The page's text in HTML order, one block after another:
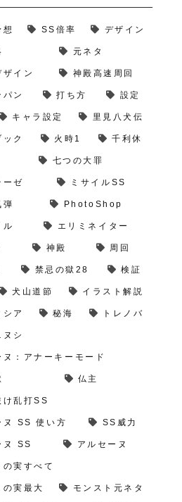
SS倍率 デザイン
元ネタ
イン 神殿高速周回
ン 打ち方 設定
キャラ設定 里見八犬伝
ク 火時1 千利休
七つの大罪
ーゼ ミサイルSS
弾 PhotoShop
ル エリミネイター
神殿 周回
禁忌の獄28 検証
犬山道節 イラスト解説
ア 秘海 トレノバ
シ
ヌ：アナーキーモード
仏主
け乱打SS
ヌ SS 使い方 SS威力
ヌ SS アルセーヌ
の実すべて
の実最大 モンスト元ネタ